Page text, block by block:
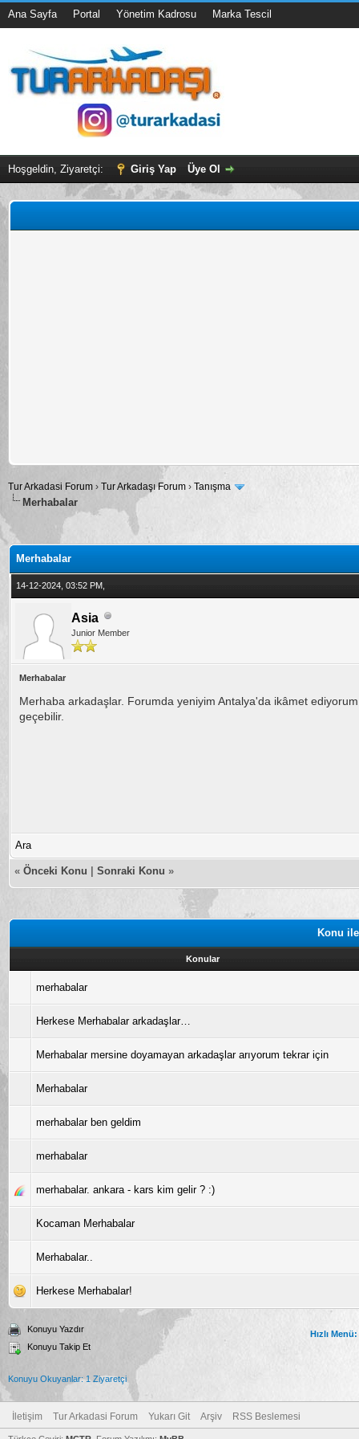
Ana Sayfa Portal Yönetim Kadrosu Marka Tescil
Hoşgeldin, Ziyaretçi: Giriş Yap Üye Ol
Tur Arkadasi Forum › Tur Arkadaşı Forum › Tanışma
Merhabalar
0
Merhabalar
14-12-2024, 03:52 PM,
Asia
Junior Member
Merhabalar
Merhaba arkadaşlar. Forumda yeniyim Antalya'da ikâmet
geçebilir.
Ara
« Önceki Konu Sonraki Konu »
Konu
Konular
merhabalar
Herkese Merhabalar arkadaşlar…
Merhabalar mersine doyamayan arkadaşlar arıyorum tekrar için
Merhabalar
merhabalar ben geldim
merhabalar
merhabalar. ankara - kars kim gelir ? :)
Kocaman Merhabalar
Merhabalar..
Herkese Merhabalar!
Konuyu Yazdır
Konuyu Takip Et
Hızlı Menü:
Konuyu Okuyanlar: 1 Ziyaretçi
İletişim Tur Arkadasi Forum Yukarı Git Arşiv RSS Beslemesi